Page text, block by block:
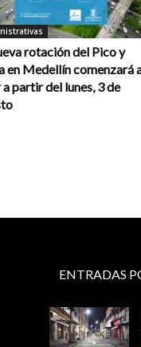
rotación del Pico y
en Medellín comenzará
partir del lunes, 3 de
ENTRADAS